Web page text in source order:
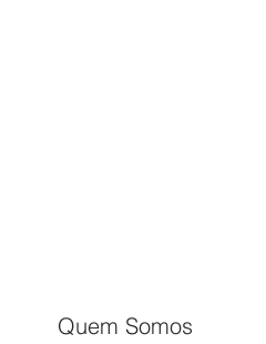
Quem Somos